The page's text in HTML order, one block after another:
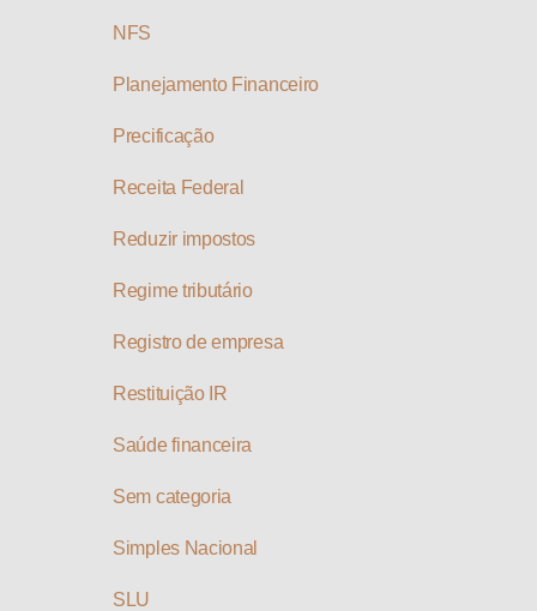
NFS
Planejamento Financeiro
Precificação
Receita Federal
Reduzir impostos
Regime tributário
Registro de empresa
Restituição IR
Saúde financeira
Sem categoria
Simples Nacional
SLU